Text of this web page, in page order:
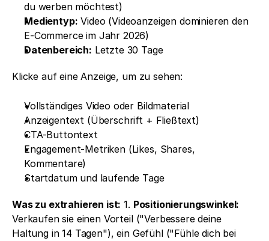
du werben möchtest)
Medientyp: Video (Videoanzeigen dominieren den
E-Commerce im Jahr 2026)
Datenbereich: Letzte 30 Tage
Klicke auf eine Anzeige, um zu sehen:
Vollständiges Video oder Bildmaterial
Anzeigentext (Überschrift + Fließtext)
CTA-Buttontext
Engagement-Metriken (Likes, Shares,
Kommentare)
Startdatum und laufende Tage
Was zu extrahieren ist: 1. Positionierungswinkel:
Verkaufen sie einen Vorteil ("Verbessere deine
Haltung in 14 Tagen"), ein Gefühl ("Fühle dich bei